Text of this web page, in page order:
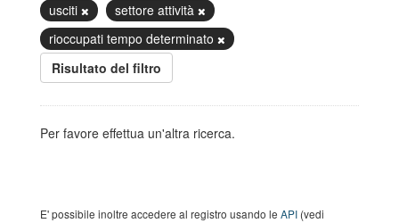
usciti
settore attività
rioccupati tempo determinato
Risultato del filtro
Per favore effettua un'altra ricerca.
E' possibile inoltre accedere al registro usando le API (vedi